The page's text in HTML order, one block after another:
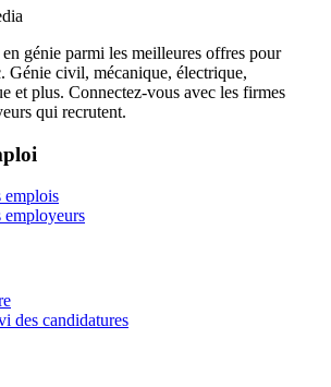
génie parmi les meilleures offres pour
Génie civil, mécanique, électrique,
et plus. Connectez-vous avec les firmes
qui recrutent.
emplois
employeurs
des candidatures